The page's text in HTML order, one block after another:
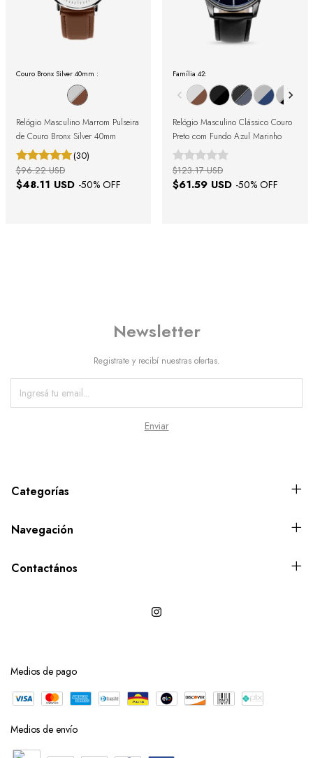
Couro Bronx Silver 40mm :
Relógio Masculino Marrom Pulseira
de Couro Bronx Silver 40mm
(30)
$48.11 USD -50% OFF
$96.22 USD
Família 42:
Relógio Masculino Clássico Couro
Preto com Fundo Azul Marinho
$61.59 USD -50% OFF
$123.17 USD
Newsletter
Registrate y recibí nuestras ofertas.
Categorías
Navegación
Contactános
Medios de pago
Medios de envío